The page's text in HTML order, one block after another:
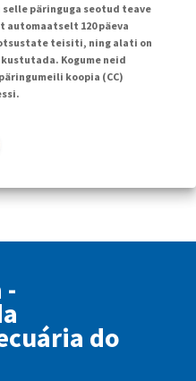
päringuga seotud teave
120 päeva
teisiti, ning alati on
Kogume neid
koopia (CC)
-
do